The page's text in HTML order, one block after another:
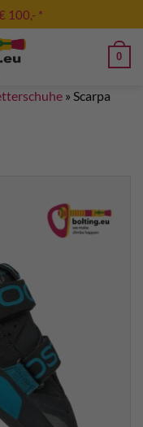
100,- *
0
» Scarpa